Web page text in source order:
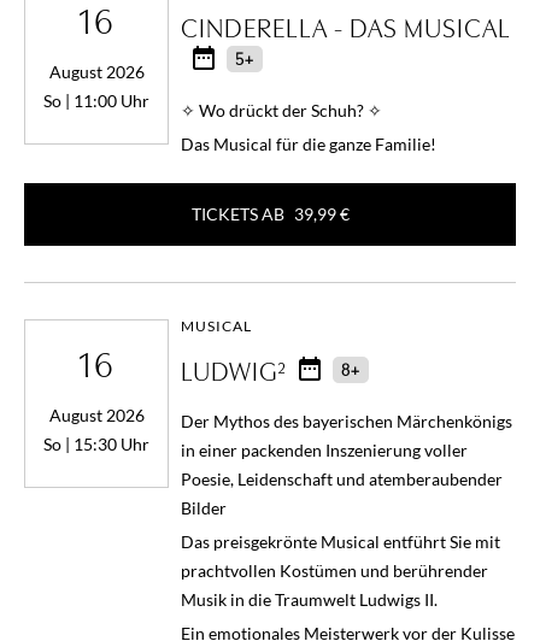
16
August 2026
So | 11:00 Uhr
CINDERELLA - DAS MUSICAL
5+
✧ Wo drückt der Schuh? ✧
Das Musical für die ganze Familie!
TICKETS AB 39,99 €
16
August 2026
So | 15:30 Uhr
MUSICAL
LUDWIG² 8+
Der Mythos des bayerischen Märchenkönigs
in einer packenden Inszenierung voller
Poesie, Leidenschaft und atemberaubender
Bilder
Das preisgekrönte Musical entführt Sie mit
prachtvollen Kostümen und berührender
Musik in die Traumwelt Ludwigs II.
Ein emotionales Meisterwerk vor der Kulisse